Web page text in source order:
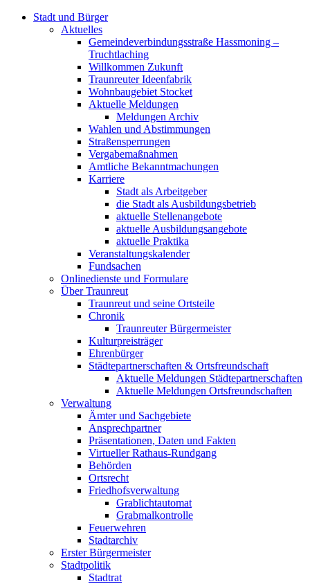
Stadt und Bürger
Aktuelles
Gemeindeverbindungsstraße Hassmoning –
Truchtlaching
Willkommen Zukunft
Traunreuter Ideenfabrik
Wohnbaugebiet Stocket
Aktuelle Meldungen
Meldungen Archiv
Wahlen und Abstimmungen
Straßensperrungen
Vergabemaßnahmen
Amtliche Bekanntmachungen
Karriere
Stadt als Arbeitgeber
die Stadt als Ausbildungsbetrieb
aktuelle Stellenangebote
aktuelle Ausbildungsangebote
aktuelle Praktika
Veranstaltungskalender
Fundsachen
Onlinedienste und Formulare
Über Traunreut
Traunreut und seine Ortsteile
Chronik
Traunreuter Bürgermeister
Kulturpreisträger
Ehrenbürger
Städtepartnerschaften & Ortsfreundschaft
Aktuelle Meldungen Städtepartnerschaften
Aktuelle Meldungen Ortsfreundschaften
Verwaltung
Ämter und Sachgebiete
Ansprechpartner
Präsentationen, Daten und Fakten
Virtueller Rathaus-Rundgang
Behörden
Ortsrecht
Friedhofsverwaltung
Grablichtautomat
Grabmalkontrolle
Feuerwehren
Stadtarchiv
Erster Bürgermeister
Stadtpolitik
Stadtrat